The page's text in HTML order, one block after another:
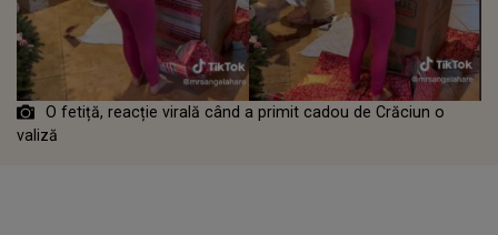
O fetiță, reacție virală când a primit cadou de Crăciun o
valiză